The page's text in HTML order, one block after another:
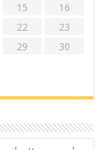
15
16
22
23
29
30